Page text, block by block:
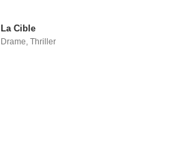
La Cible
Drame ,Thriller